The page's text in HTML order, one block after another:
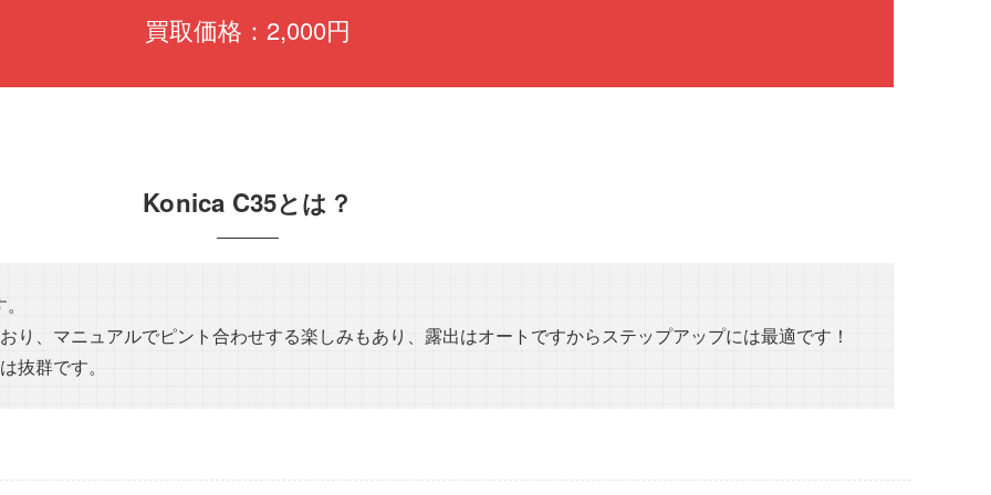
買取価格：2,000円
Konica C35とは？
り、マニュアルでピント合わせする楽しみもあり、露出はオートですからステップアップには最適です！
抜群です。